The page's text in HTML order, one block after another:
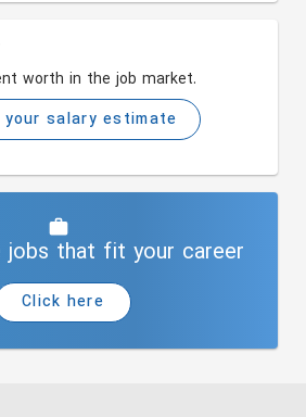
worth in the job market.
your salary estimate
jobs that fit your career
Click here